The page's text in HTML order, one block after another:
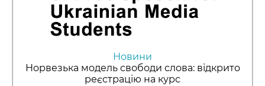
Новини
Норвезька модель свободи слова: відкрито
реєстрацію на курс